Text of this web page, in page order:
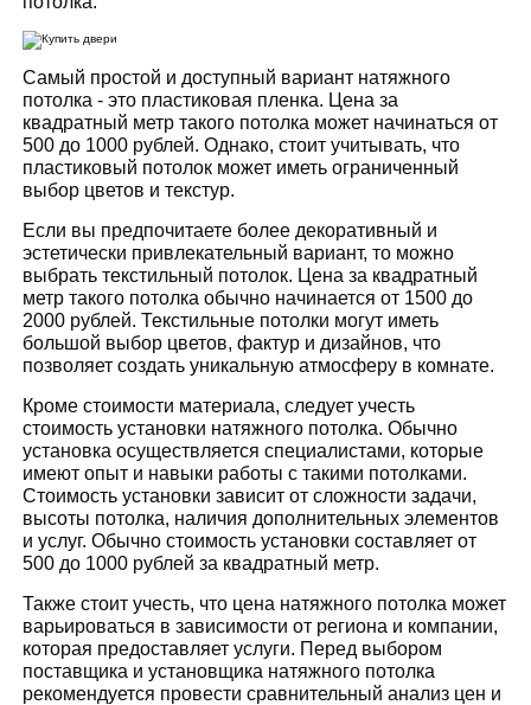
Самый простой и доступный вариант натяжного
потолка - это пластиковая пленка. Цена за
квадратный метр такого потолка может начинаться от
500 до 1000 рублей. Однако, стоит учитывать, что
пластиковый потолок может иметь ограниченный
выбор цветов и текстур.
Если вы предпочитаете более декоративный и
эстетически привлекательный вариант, то можно
выбрать текстильный потолок. Цена за квадратный
метр такого потолка обычно начинается от 1500 до
2000 рублей. Текстильные потолки могут иметь
большой выбор цветов, фактур и дизайнов, что
позволяет создать уникальную атмосферу в комнате.
Кроме стоимости материала, следует учесть
стоимость установки натяжного потолка. Обычно
установка осуществляется специалистами, которые
имеют опыт и навыки работы с такими потолками.
Стоимость установки зависит от сложности задачи,
высоты потолка, наличия дополнительных элементов
и услуг. Обычно стоимость установки составляет от
500 до 1000 рублей за квадратный метр.
Также стоит учесть, что цена натяжного потолка может
варьироваться в зависимости от региона и компании,
которая предоставляет услуги. Перед выбором
поставщика и установщика натяжного потолка
рекомендуется провести сравнительный анализ цен и